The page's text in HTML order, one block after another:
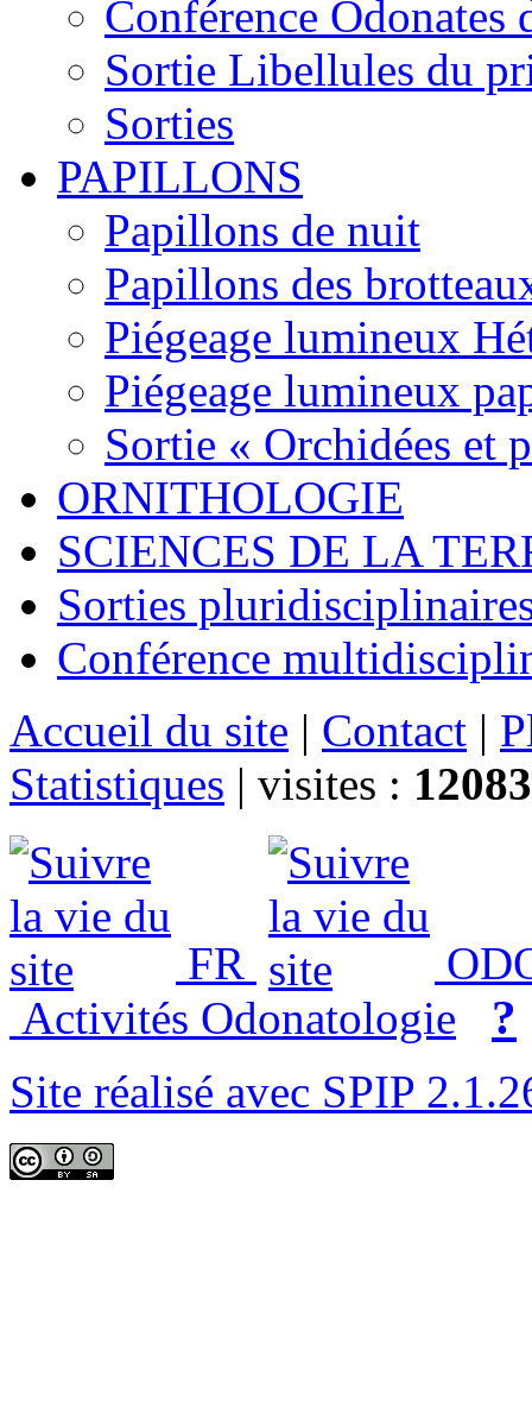
Conférence
Sortie Libellules du
Sorties
PAPILLONS
Papillons de nuit
Papillons des
Piégeage lumineux
Piégeage lumineux
Sortie « Orchidées et
ORNITHOLOGIE
SCIENCES DE LA
Sorties
Conférence
Accueil du site | Contact |
Statistiques | visites :
FR
Activités Odonatologie
?
Site réalisé avec SPIP